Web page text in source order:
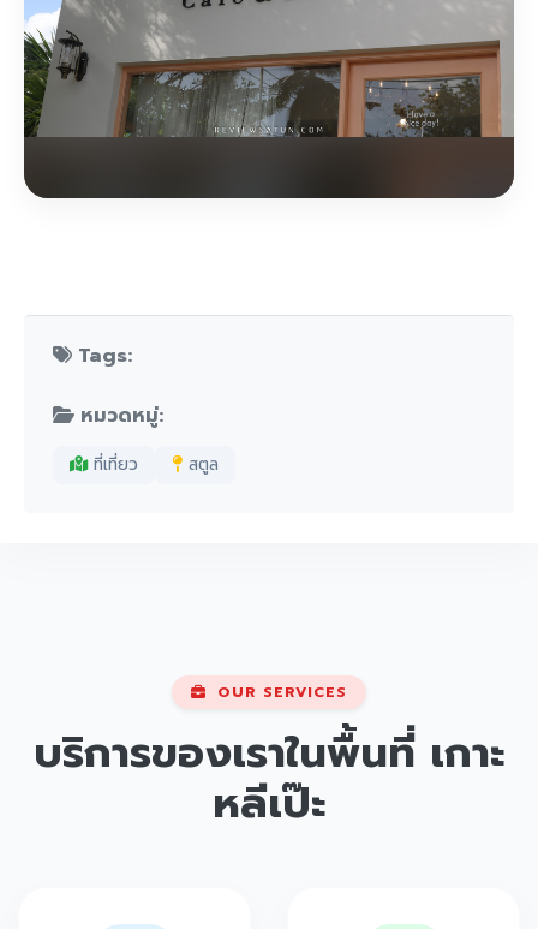
Tags:
หมวดหมู่:
ที่เที่ยว สตูล
OUR SERVICES
บริการของเราในพื้นที่ เกาะ
หลีเป๊ะ